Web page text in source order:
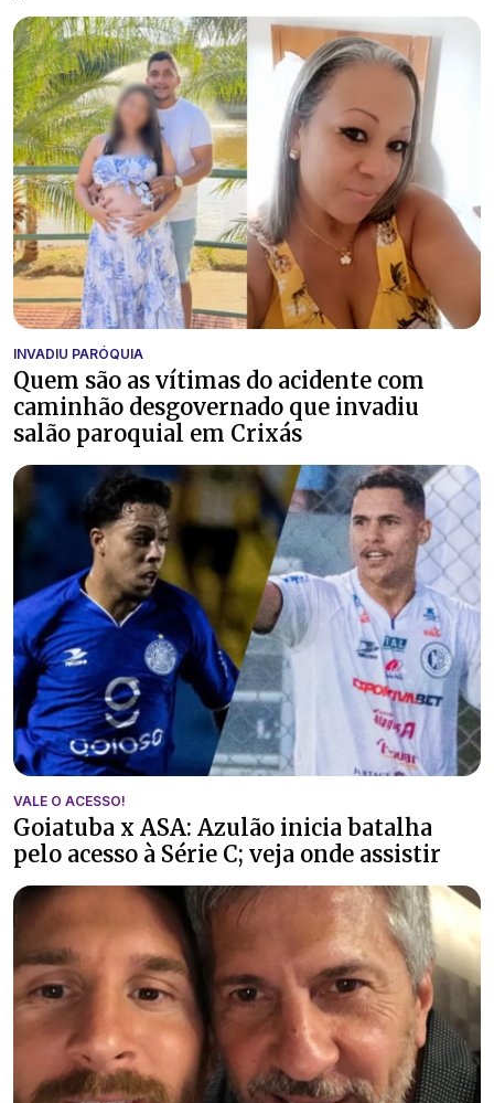
INVADIU PARÓQUIA
Quem são as vítimas do acidente com
caminhão desgovernado que invadiu
salão paroquial em Crixás
VALE O ACESSO!
Goiatuba x ASA: Azulão inicia batalha
pelo acesso à Série C; veja onde assistir